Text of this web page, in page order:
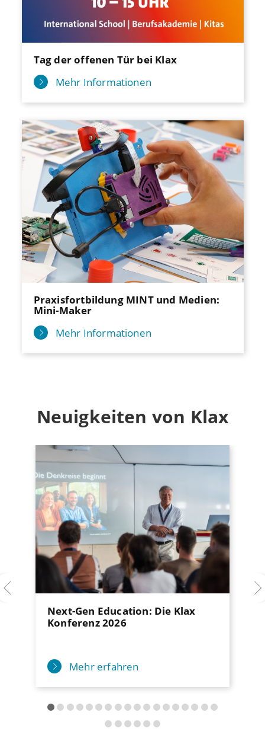
Tag der offenen Tür bei Klax
Mehr Informationen
Praxisfortbildung MINT und Medien:
Mini-Maker
Mehr Informationen
Neuigkeiten von Klax
Next-Gen Education: Die Klax
Konferenz 2026
Mehr erfahren
Previous